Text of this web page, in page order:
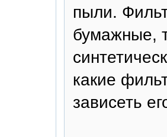
пыли.
бумажные,
какие
зависеть